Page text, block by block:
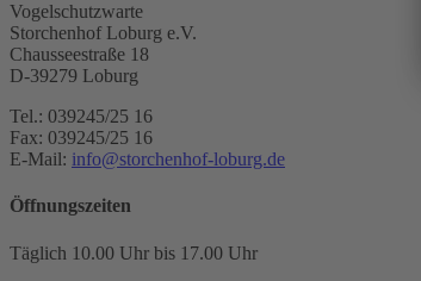
Vogelschutzwarte
Storchenhof Loburg e.V.
Chausseestraße 18
D-39279 Loburg
Tel.: 039245/25 16
Fax: 039245/25 16
E-Mail: info@storchenhof-loburg.de
Öffnungszeiten
Täglich 10.00 Uhr bis 17.00 Uhr